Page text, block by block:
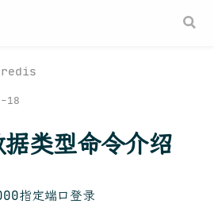
redis
18
类型命令介绍
定端口登录